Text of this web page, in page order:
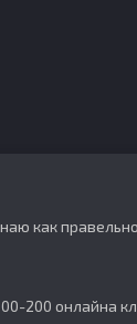
как
200 онлайна